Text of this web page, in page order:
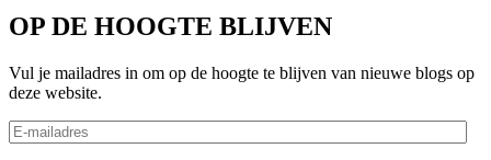
OP DE HOOGTE BLIJVEN
Vul je mailadres in om op de hoogte te blijven van nieuwe blogs op
deze website.
E-
mailadres